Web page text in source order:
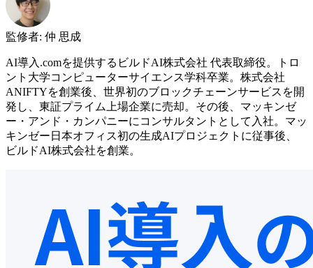
監修者: 仲 思成
AI導入.comを提供するビルドAI株式会社 代表取締役。トロ
ント大学コンピューターサイエンス学科卒業。株式会社
ANIFTYを創業後、世界初のブロックチェーンサービスを開
発し、東証プライム上場企業に売却。その後、マッキンゼ
ー・アンド・カンパニーにコンサルタントとして入社。マッ
キンゼー日本オフィス初の生成AIプロジェクトに従事後、
ビルドAI株式会社を創業。